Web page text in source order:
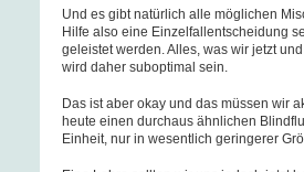
Und es gibt natürlich alle möglichen
Hilfe also eine Einzelfallentscheidung
geleistet werden. Alles, was wir jetzt
wird daher suboptimal sein.
Das ist aber okay und das müssen wir
heute einen durchaus ähnlichen
Einheit, nur in wesentlich geringerer